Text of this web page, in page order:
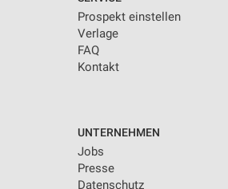
Prospekt einstellen
Verlage
FAQ
Kontakt
UNTERNEHMEN
Jobs
Presse
Datenschutz